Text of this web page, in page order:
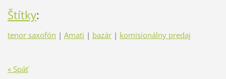
Štítky:
tenor saxofón | Amati | bazár | komisionálny predaj
« Späť